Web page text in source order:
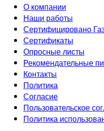
О компании
Наши работы
Сертифицировано
Сертификаты
Опросные листы
Рекомендательные
Контакты
Политика
Согласие
Пользовательское
Политика